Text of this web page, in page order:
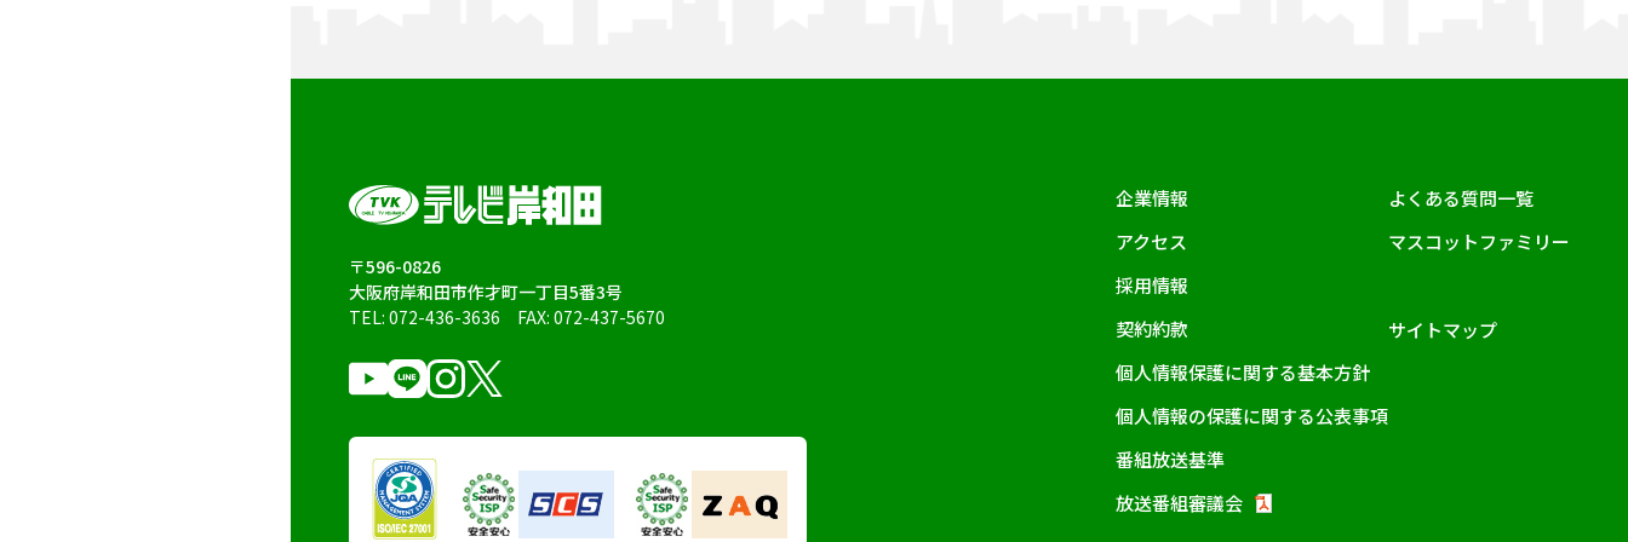
〒596-0826
大阪府岸和田市作才町一丁目5番3号
TEL: 072-436-3636 FAX: 072-437-5670
企業情報
アクセス
採用情報
契約約款
個人情報保護に関する基本方針
個人情報の保護に関する公表事項
番組放送基準
放送番組審議会
よくある質問一覧
マスコットファミリー
サイトマップ